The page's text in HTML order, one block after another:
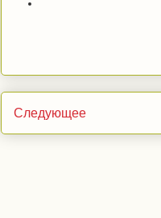
Следующее